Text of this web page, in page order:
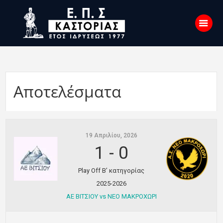
Σχετικά με εμάς
Επικοινωνία
Πρωταθλήματα
Κύπελλο
Υποδομών
Αποτελέσματα
19 Απριλίου, 2026
1 - 0
Play Off Β’ κατηγορίας
2025-2026
ΑΕ ΒΙΤΣΙΟΥ vs ΝΕΟ ΜΑΚΡΟΧΩΡΙ